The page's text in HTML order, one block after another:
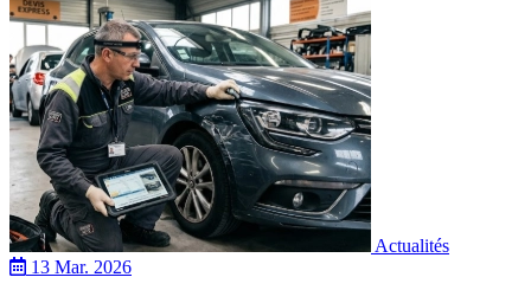
Actualités
13 Mar. 2026